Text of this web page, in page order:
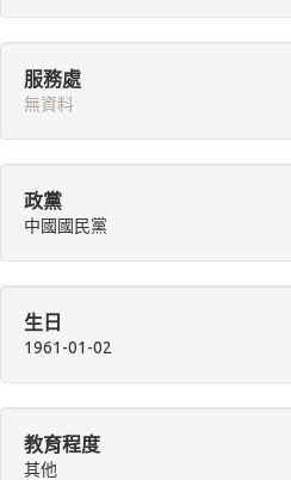
服務處
無資料
政黨
中國國民黨
生日
1961-01-02
教育程度
其他